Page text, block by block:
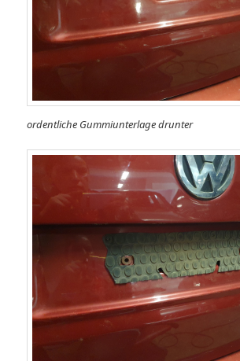
ordentliche Gummiunterlage drunter